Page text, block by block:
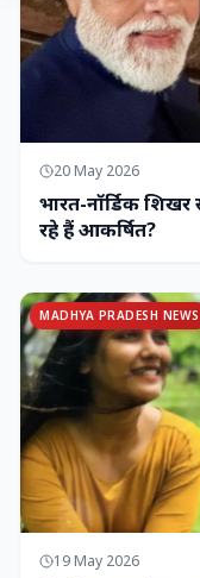
20 May 2026
भारत-नॉर्डिक शिखर
रहे हैं आकर्षित?
MADHYA PRADESH NEWS
19 May 2026